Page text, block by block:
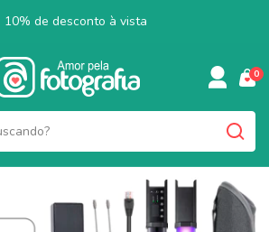
10% de desconto à vista
0